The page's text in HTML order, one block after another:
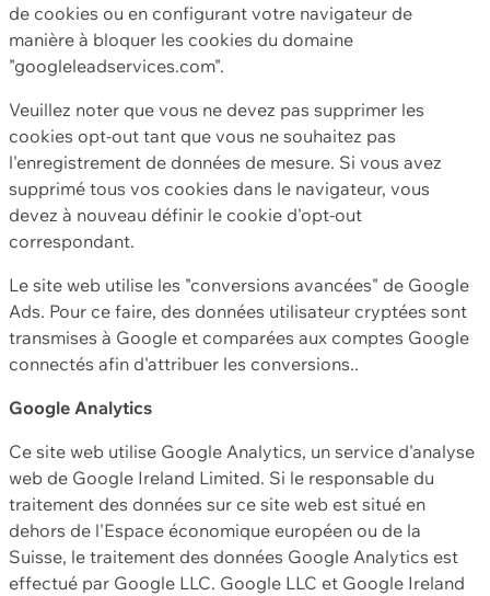
de cookies ou en configurant votre navigateur de
manière à bloquer les cookies du domaine
"googleleadservices.com".
Veuillez noter que vous ne devez pas supprimer les
cookies opt-out tant que vous ne souhaitez pas
l'enregistrement de données de mesure. Si vous avez
supprimé tous vos cookies dans le navigateur, vous
devez à nouveau définir le cookie d'opt-out
correspondant.
Le site web utilise les "conversions avancées" de Google
Ads. Pour ce faire, des données utilisateur cryptées sont
transmises à Google et comparées aux comptes Google
connectés afin d'attribuer les conversions..
Google Analytics
Ce site web utilise Google Analytics, un service d'analyse
web de Google Ireland Limited. Si le responsable du
traitement des données sur ce site web est situé en
dehors de l'Espace économique européen ou de la
Suisse, le traitement des données Google Analytics est
effectué par Google LLC. Google LLC et Google Ireland